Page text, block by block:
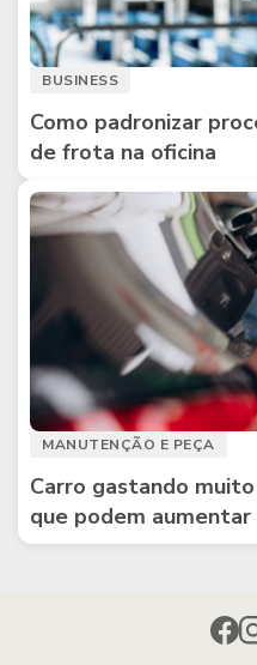
BUSINESS
Como padronizar
de frota na oficina
MANUTENÇÃO E PEÇA
Carro gastando
que podem aumentar